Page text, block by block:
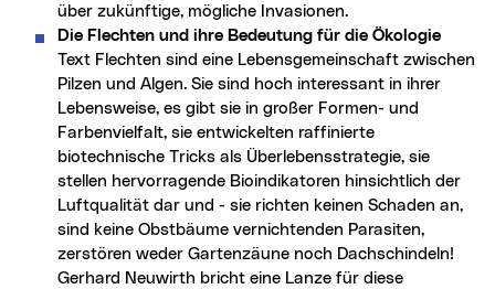
über zukünftige, mögliche Invasionen.
Die Flechten und ihre Bedeutung für die Ökologie
Text Flechten sind eine Lebensgemeinschaft zwischen
Pilzen und Algen. Sie sind hoch interessant in ihrer
Lebensweise, es gibt sie in großer Formen- und
Farbenvielfalt, sie entwickelten raffinierte
biotechnische Tricks als Überlebensstrategie, sie
stellen hervorragende Bioindikatoren hinsichtlich der
Luftqualität dar und - sie richten keinen Schaden an,
sind keine Obstbäume vernichtenden Parasiten,
zerstören weder Gartenzäune noch Dachschindeln!
Gerhard Neuwirth bricht eine Lanze für diese